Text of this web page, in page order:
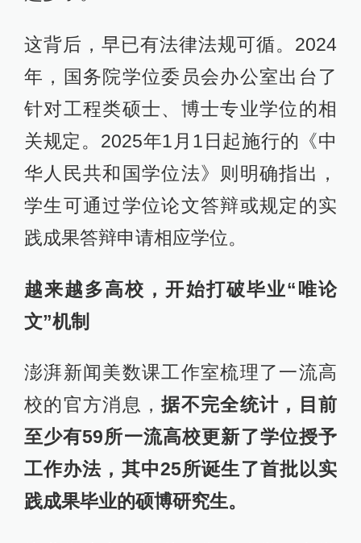
这背后，早已有法律法规可循。2024
年，国务院学位委员会办公室出台了
针对工程类硕士、博士专业学位的相
关规定。2025年1月1日起施行的《中
华人民共和国学位法》则明确指出，
学生可通过学位论文答辩或规定的实
践成果答辩申请相应学位。
越来越多高校，开始打破毕业“唯论
文”机制
澎湃新闻美数课工作室梳理了一流高
校的官方消息，据不完全统计，目前
至少有59所一流高校更新了学位授予
工作办法，其中25所诞生了首批以实
践成果毕业的硕博研究生。